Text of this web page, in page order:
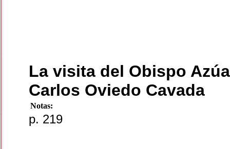
La visita del Obispo
Carlos Oviedo Cavada
Notas:
p. 219